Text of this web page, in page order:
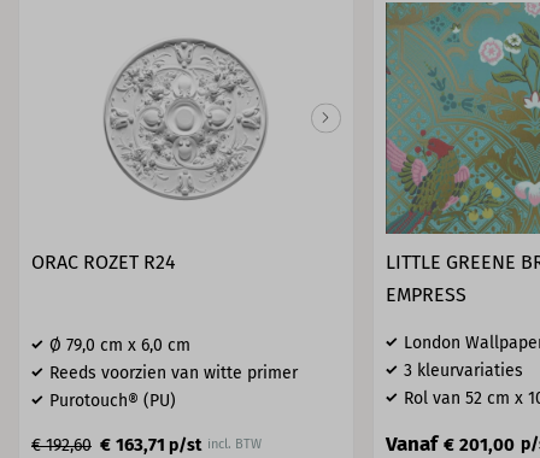
ORAC ROZET R24
Ø 79​,0 cm x 6,0 cm
Reeds voorzien van witte primer
Purotouch® (PU)
€ 192,60 € 163,71 p/st incl. BTW
LITTLE GREENE
EMPRESS
London
3 kleurvariaties
Rol van 52 cm x
Vanaf € 201,00